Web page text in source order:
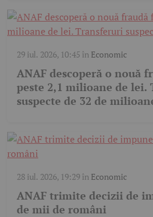
29 iul. 2026, 10:45 în Economic
ANAF descoperă o nouă
peste 2,1 milioane de lei.
suspecte de 32 de
28 iul. 2026, 19:29în Economic
ANAF trimite decizii de
de mii de români